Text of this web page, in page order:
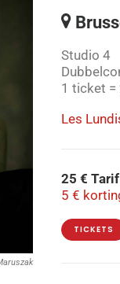
Studio 4
1 ticket =
Les
25 €
5 €
TICKETS